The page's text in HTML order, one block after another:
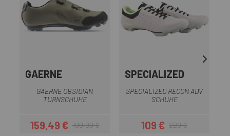
GAERNE
GAERNE OBSIDIAN
TURNSCHUHE
Preis
159,49 €Regulärer Preis
199,90 €
SPECIALIZED
SPECIALIZED RECON ADV
SCHUHE
Preis
109 €Regulärer Preis
220 €